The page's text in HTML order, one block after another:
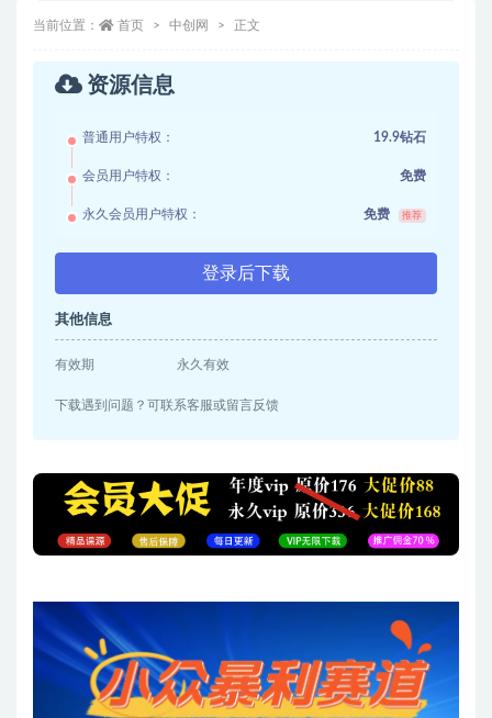
当前位置： 首页 中创网 正文
资源信息
普通用户特权： 19.9钻石
会员用户特权： 免费
永久会员用户特权： 免费 推荐
登录后下载
其他信息
有效期 永久有效
下载遇到问题？可联系客服或留言反馈